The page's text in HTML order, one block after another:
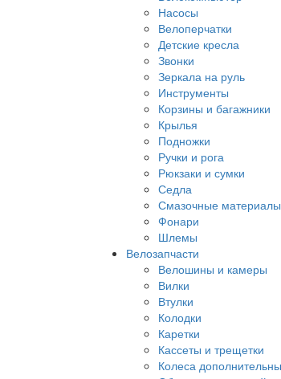
Насосы
Велоперчатки
Детские кресла
Звонки
Зеркала на руль
Инструменты
Корзины и багажники
Крылья
Подножки
Ручки и рога
Рюкзаки и сумки
Седла
Смазочные материалы
Фонари
Шлемы
Велозапчасти
Велошины и камеры
Вилки
Втулки
Колодки
Каретки
Кассеты и трещетки
Колеса